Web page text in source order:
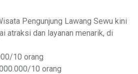
Pengunjung Lawang Sewu kini
atraksi dan layanan menarik, di
10 orang
10 orang